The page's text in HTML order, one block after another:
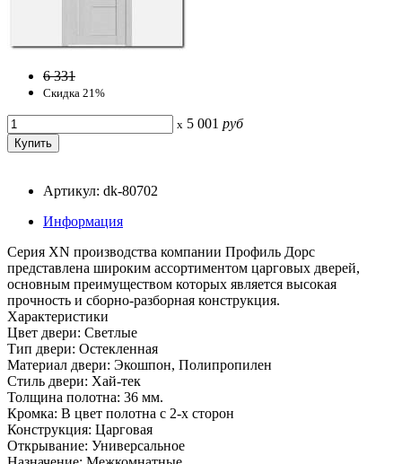
6 331
Скидка 21%
x 5 001 руб
Артикул: dk-80702
Информация
Серия ХN производства компании Профиль Дорс
представлена широким ассортиментом царговых дверей,
основным преимуществом которых является высокая
прочность и сборно-разборная конструкция.
Характеристики
Цвет двери: Светлые
Тип двери: Остекленная
Материал двери: Экошпон, Полипропилен
Стиль двери: Хай-тек
Толщина полотна: 36 мм.
Кромка: В цвет полотна с 2-х сторон
Конструкция: Царговая
Открывание: Универсальное